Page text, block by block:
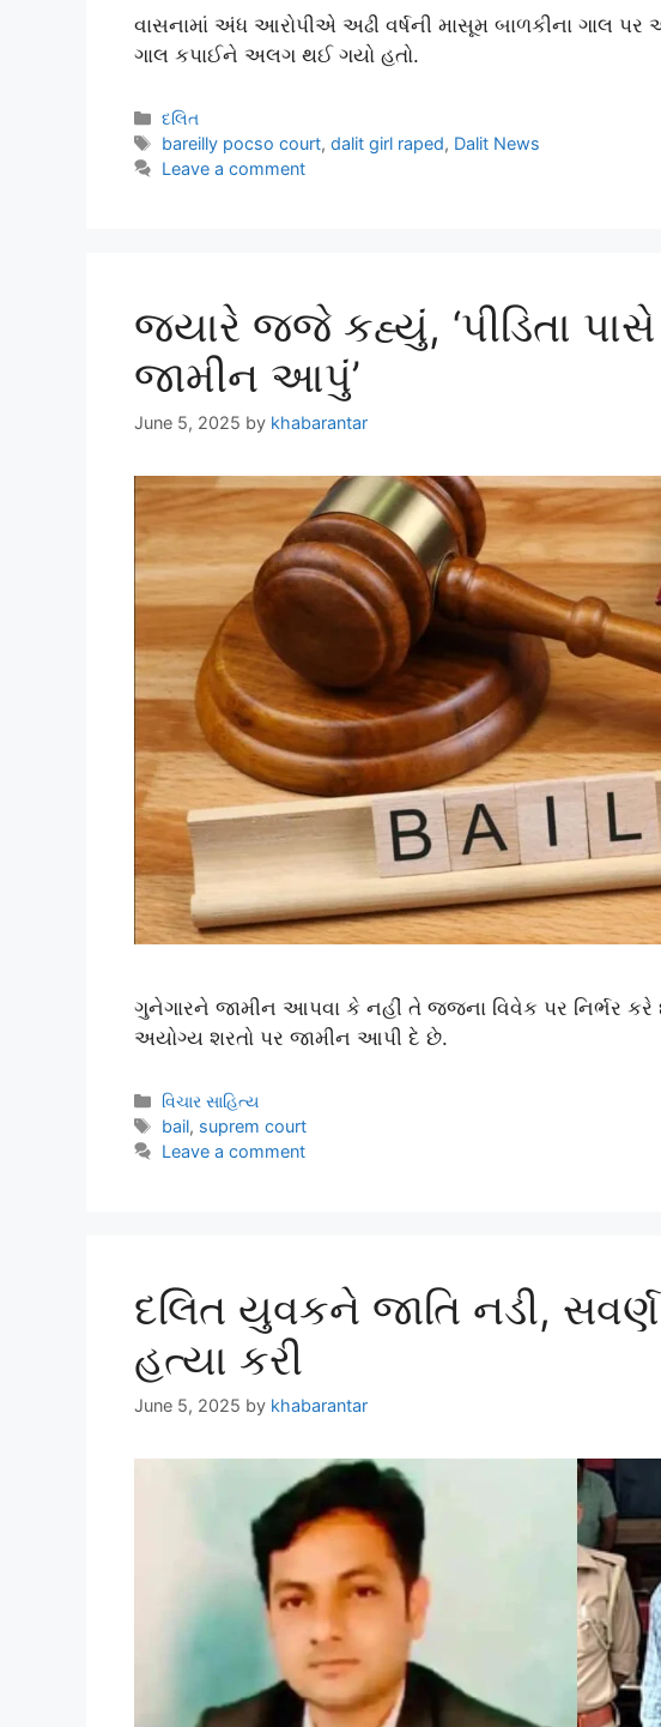
વાસનામાં અંધ આરોપીએ અઢી વર્ષની માસૂમ બાળકીના ગાલ પર
ગાલ કપાઈને અલગ થઈ ગયો હતો.
દલિત
bareilly pocso court,dalit girl raped, Dalit News
Leave a comment
જ્યારે જજે કહ્યું, ‘પીડિતા પાસે
જામીન આપું’
June 5, 2025 by khabarantar
ગુનેગારને જામીન આપવા કે નહીં તે જજના વિવેક પર નિર્ભર
અયોગ્ય શરતો પર જામીન આપી દે છે.
વિચાર સાહિત્ય
bail, suprem court
Leave a comment
દલિત યુવકને જાતિ નડી,
હત્યા કરી
June 5, 2025 by khabarantar